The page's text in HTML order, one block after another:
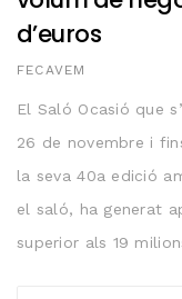
d’euros
AUTHOR
FECAVEM
El Saló Ocasió que
26 de novembre i
la seva 40a edició
el saló, ha generat
superior als 19